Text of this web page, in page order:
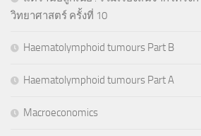
วิทยาศาสตร์ ครั้งที่ 10
Haematolymphoid tumours Part B
Haematolymphoid tumours Part A
Macroeconomics